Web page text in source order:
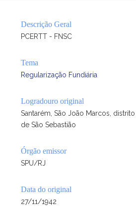
Descrição Geral
PCERTT - FNSC
Tema
Regularização Fundiária
Logradouro original
Santarém, São João Marcos,
de São Sebastião
Órgão emissor
SPU/RJ
Data do original
27/11/1942